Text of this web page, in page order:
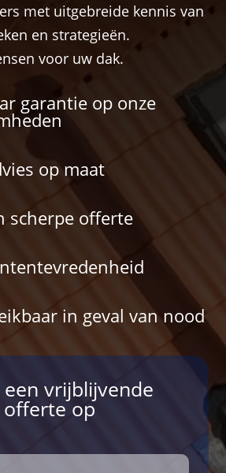
met uitgebreide kennis van
en strategieën.
voor uw dak.
garantie op onze
op maat
scherpe offerte
in geval van nood
een vrijblijvende
offerte op